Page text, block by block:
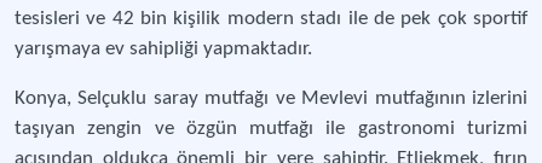
tesisleri ve 42 bin kişilik modern stadı ile de pek çok sportif
yarışmaya ev sahipliği yapmaktadır.
Konya, Selçuklu saray mutfağı ve Mevlevi mutfağının izlerini
taşıyan zengin ve özgün mutfağı ile gastronomi turizmi
açısından oldukça önemli bir yere sahiptir. Etliekmek, fırın